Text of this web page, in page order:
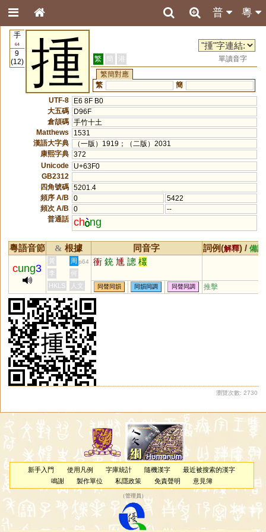
粵
普
手
64
9
(12)
揰 繁 簡 港
單讀音字
繁簡對應
繁
簡
UTF-8
E6 8F B0
大五碼
D96F
倉頡碼 手竹十土
Matthews
1531
漢語大字典
（一版）1919；（二版）2031
康熙字典 372
Unicode
U+63F0
GB2312
四角號碼 5201.4
頻序 A/B
0
5422
頻次 A/B
0
--
普通話 ch ng
粵語音節 & 根據 同音字 詞例(解釋) / 備註
cung3
黃 周 p64 衝 銃 尰 謥 欉
李
何
HKLS
人文 同聲同韻 同韻同調 同聲同調 推擊
瀏覽次數: 2730
新手入門 使用凡例 字庫統計 隨機漢字
最近被搜索的漢字
鳴謝
製作單位 私隱政策 免責聲明 意見簿
（管理員 ）